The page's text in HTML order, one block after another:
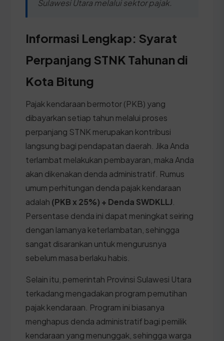
Sulawesi Utara melalui sektor pajak.
Informasi Lengkap: Syarat
Perpanjang STNK Tahunan di
Kota Bitung
Pajak kendaraan bermotor (PKB) yang
dibayarkan setiap tahun melalui proses
perpanjang STNK merupakan kontribusi
langsung bagi pendapatan daerah. Jika Anda
terlambat melakukan pembayaran, maka Anda
akan dikenakan denda administratif. Rumus
umum perhitungan denda pajak kendaraan
adalah (PKB x 25%) + Denda SWDKLLJ
Persentase denda ini dapat meningkat seiring
dengan lamanya keterlambatan, sehingga
sangat disarankan untuk mengurusnya
sebelum masa berlaku habis.
Selain itu, pemerintah Provinsi Sulawesi Utara
terkadang mengadakan program pemutihan
pajak kendaraan. Program ini biasanya
menghapus denda administratif bagi pemilik
kendaraan yang menunggak, sehingga warga